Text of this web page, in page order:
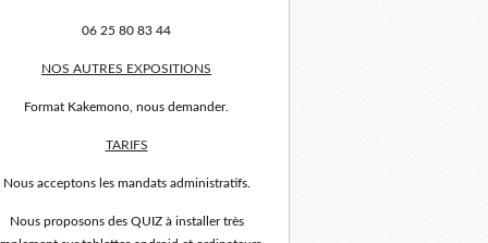
06 25 80 83 44
NOS AUTRES EXPOSITIONS
Format Kakemono, nous demander.
TARIFS
Nous acceptons les mandats administratifs.
Nous proposons des QUIZ à installer très